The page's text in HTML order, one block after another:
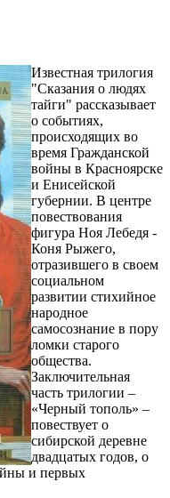
Известная трилогия
"Сказания о людях
тайги" рассказывает
о событиях,
происходящих во
время Гражданской
войны в Красноярске
и Енисейской
губернии. В центре
повествования
фигура Ноя Лебедя -
Коня Рыжего,
отразившего в своем
социальном
развитии стихийное
народное
самосознание в пору
ломки старого
общества.
Заключительная
часть трилогии –
«Черный тополь» –
повествует о
сибирской деревне
двадцатых годов, о
и первых